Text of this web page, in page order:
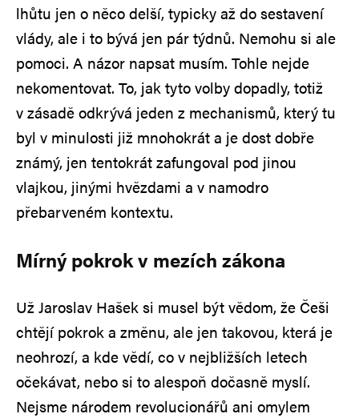
lhůtu jen o něco delší, typicky až do sestavení
vlády, ale i to bývá jen pár týdnů. Nemohu si ale
pomoci. A názor napsat musím. Tohle nejde
nekomentovat. To, jak tyto volby dopadly, totiž
v zásadě odkrývá jeden z mechanismů, který tu
byl v minulosti již mnohokrát a je dost dobře
známý, jen tentokrát zafungoval pod jinou
vlajkou, jinými hvězdami a v namodro
přebarveném kontextu.
Mírný pokrok v mezích zákona
Už Jaroslav Hašek si musel být vědom, že Češi
chtějí pokrok a změnu, ale jen takovou, která je
neohrozí, a kde vědí, co v nejbližších letech
očekávat, nebo si to alespoň dočasně myslí.
Nejsme národem revolucionářů ani omylem